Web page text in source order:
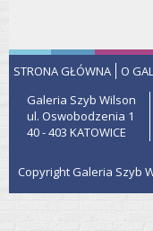
STRONA GŁÓWNA O
Galeria Szyb Wilson
ul. Oswobodzenia 1
40 - 403 KATOWICE
Copyright Galeria Szyb